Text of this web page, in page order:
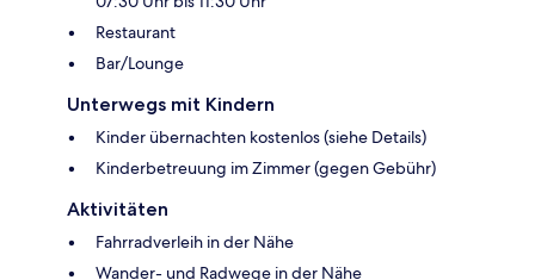
Restaurant
Bar/Lounge
Unterwegs mit Kindern
Kinder übernachten kostenlos (siehe Details)
Kinderbetreuung im Zimmer (gegen Gebühr)
Aktivitäten
Fahrradverleih in der Nähe
Wander- und Radwege in der Nähe